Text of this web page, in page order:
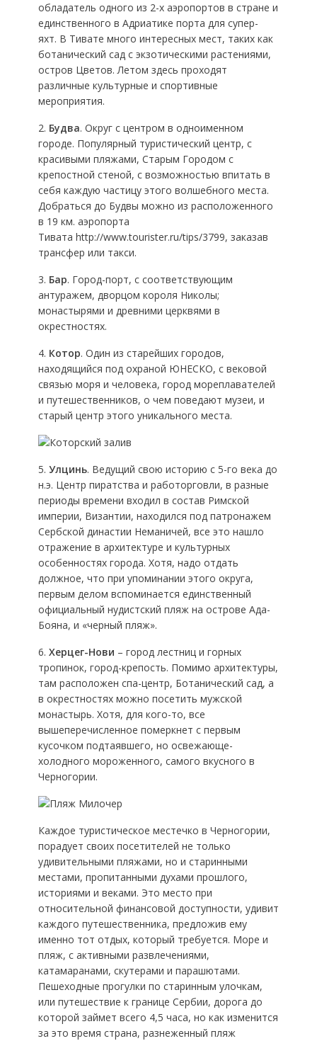
обладатель одного из 2-х аэропортов в стране и
единственного в Адриатике порта для супер-
яхт. В Тивате много интересных мест, таких как
ботанический сад с экзотическими растениями,
остров Цветов. Летом здесь проходят
различные культурные и спортивные
мероприятия.
2. Будва. Округ с центром в одноименном
городе. Популярный туристический центр, с
красивыми пляжами, Старым Городом с
крепостной стеной, с возможностью впитать в
себя каждую частицу этого волшебного места.
Добраться до Будвы можно из расположенного
в 19 км. аэропорта
Тивата http://www.tourister.ru/tips/3799, заказав
трансфер или такси.
3. Бар. Город-порт, с соответствующим
антуражем, дворцом короля Николы;
монастырями и древними церквями в
окрестностях.
4. Котор. Один из старейших городов,
находящийся под охраной ЮНЕСКО, с вековой
связью моря и человека, город мореплавателей
и путешественников, о чем поведают музеи, и
старый центр этого уникального места.
5. Улцинь. Ведущий свою историю с 5-го века до
н.э. Центр пиратства и работорговли, в разные
периоды времени входил в состав Римской
империи, Византии, находился под патронажем
Сербской династии Неманичей, все это нашло
отражение в архитектуре и культурных
особенностях города. Хотя, надо отдать
должное, что при упоминании этого округа,
первым делом вспоминается единственный
официальный нудистский пляж на острове Ада-
Бояна, и «черный пляж».
6. Херцег-Нови – город лестниц и горных
тропинок, город-крепость. Помимо архитектуры,
там расположен спа-центр, Ботанический сад, а
в окрестностях можно посетить мужской
монастырь. Хотя, для кого-то, все
вышеперечисленное померкнет с первым
кусочком подтаявшего, но освежающе-
холодного мороженного, самого вкусного в
Черногории.
Каждое туристическое местечко в Черногории,
порадует своих посетителей не только
удивительными пляжами, но и старинными
местами, пропитанными духами прошлого,
историями и веками. Это место при
относительной финансовой доступности, удивит
каждого путешественника, предложив ему
именно тот отдых, который требуется. Море и
пляж, с активными развлечениями,
катамаранами, скутерами и парашютами.
Пешеходные прогулки по старинным улочкам,
или путешествие к границе Сербии, дорога до
которой займет всего 4,5 часа, но как изменится
за это время страна, разнеженный пляж